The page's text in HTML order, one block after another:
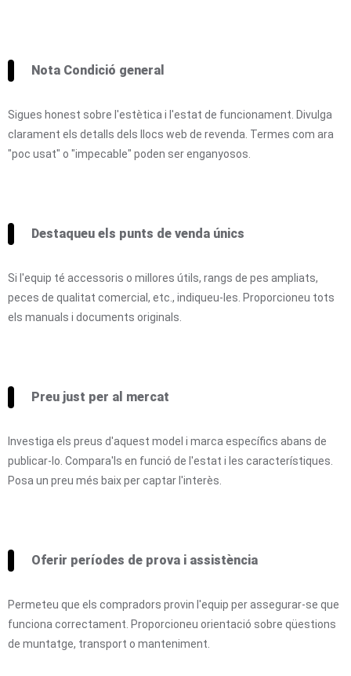
Nota Condició general
Sigues honest sobre l'estètica i l'estat de funcionament. Divulga
clarament els detalls dels llocs web de revenda. Termes com ara
"poc usat" o "impecable" poden ser enganyosos.
Destaqueu els punts de venda únics
Si l'equip té accessoris o millores útils, rangs de pes ampliats,
peces de qualitat comercial, etc., indiqueu-les. Proporcioneu tots
els manuals i documents originals.
Preu just per al mercat
Investiga els preus d'aquest model i marca específics abans de
publicar-lo. Compara'ls en funció de l'estat i les característiques.
Posa un preu més baix per captar l'interès.
Oferir períodes de prova i assistència
Permeteu que els compradors provin l'equip per assegurar-se que
funciona correctament. Proporcioneu orientació sobre qüestions
de muntatge, transport o manteniment.